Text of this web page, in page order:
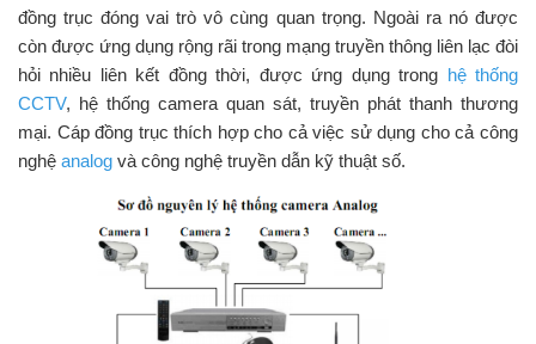
đồng trục đóng vai trò vô cùng quan trọng. Ngoài ra nó được
còn được ứng dụng rộng rãi trong mạng truyền thông liên lạc đòi
hỏi nhiều liên kết đồng thời, được ứng dụng trong hệ thống
CCTV, hệ thống camera quan sát, truyền phát thanh thương
mại. Cáp đồng trục thích hợp cho cả việc sử dụng cho cả công
nghệ analog và công nghệ truyền dẫn kỹ thuật số.